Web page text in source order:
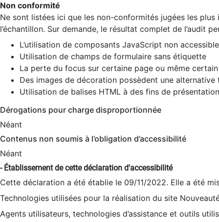
Non conformité
Ne sont listées ici que les non-conformités jugées les
l’échantillon. Sur demande, le résultat complet de l’audit
L’utilisation de composants JavaScript non
Utilisation de champs de formulaire sans étiquette
La perte du focus sur certaine page ou même
Des images de décoration possèdent une alternative
Utilisation de balises HTML à des fins de
Dérogations pour charge disproportionnée
Néant
Contenus non soumis à l’obligation d’accessibilité
Néant
- Établissement de cette déclaration d'accessibilité
Cette déclaration a été établie le 09/11/2022. Elle a été
Technologies utilisées pour la réalisation du site
Agents utilisateurs, technologies d’assistance et outils